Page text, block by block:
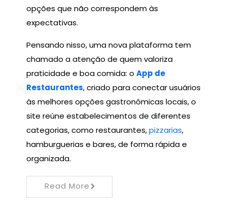
opções que não correspondem às
expectativas.
Pensando nisso, uma nova plataforma tem
chamado a atenção de quem valoriza
praticidade e boa comida: o App de
Restaurantes, criado para conectar usuários
às melhores opções gastronômicas locais, o
site reúne estabelecimentos de diferentes
categorias, como restaurantes,pizzarias,
hamburguerias e bares, de forma rápida e
organizada.
Read More